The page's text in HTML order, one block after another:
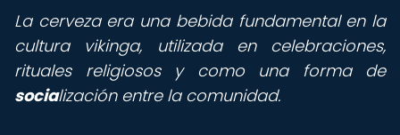
La cerveza era una bebida fundamental en la
cultura vikinga, utilizada en celebraciones,
rituales religiosos y como una forma de
socialización entre la comunidad.